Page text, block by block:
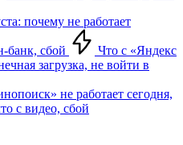
почему не работает
банк, сбой
Что с «Яндекс
загрузка, не войти в
не работает сегодня,
с видео, сбой